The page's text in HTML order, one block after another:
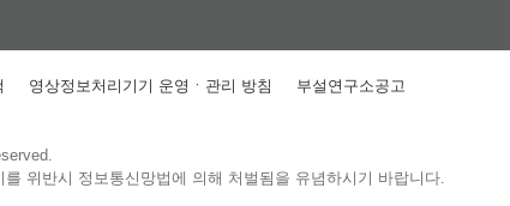
영상정보처리기기 운영ㆍ관리 방침 부설연구소공고
위반시 정보통신망법에 의해 처벌됨을 유념하시기 바랍니다.